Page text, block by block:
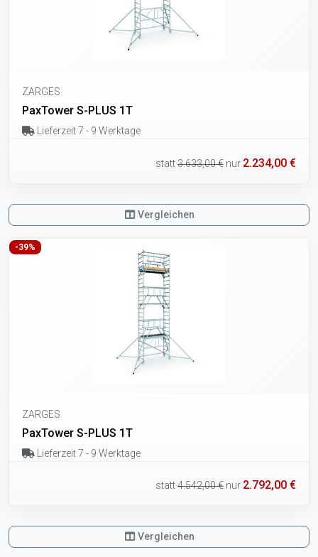
ZARGES
PaxTower S-PLUS 1T
Lieferzeit 7 - 9 Werktage
statt3.633,00 € nur 2.234,00 €
Vergleichen
-39%
ZARGES
PaxTower S-PLUS 1T
Lieferzeit 7 - 9 Werktage
statt4.542,00 € nur 2.792,00 €
Vergleichen